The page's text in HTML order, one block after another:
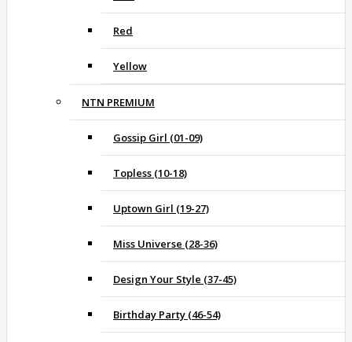
Red
Yellow
NTN PREMIUM
Gossip Girl (01-09)
Topless (10-18)
Uptown Girl (19-27)
Miss Universe (28-36)
Design Your Style (37-45)
Birthday Party (46-54)